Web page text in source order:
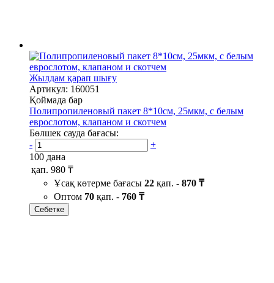
Жылдам қарап шығу
Артикул: 160051
Қоймада бар
Полипропиленовый пакет 8*10см, 25мкм, с белым
еврослотом, клапаном и скотчем
Бөлшек сауда бағасы:
-
+
100 дана
қап. 980 ₸
Ұсақ көтерме бағасы 22 қап. - 870 ₸
Оптом 70 қап. - 760 ₸
Себетке